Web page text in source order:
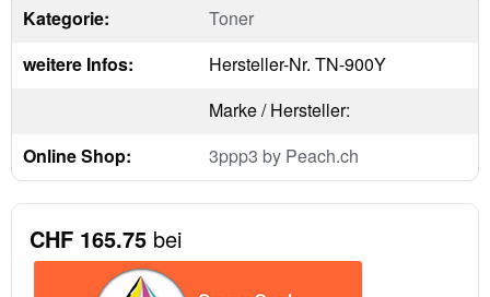
Kategorie:
Toner
weitere Infos:
Hersteller-Nr. TN-900Y
Marke / Hersteller:
Online Shop:
3ppp3 by Peach.ch
CHF 165.75 bei